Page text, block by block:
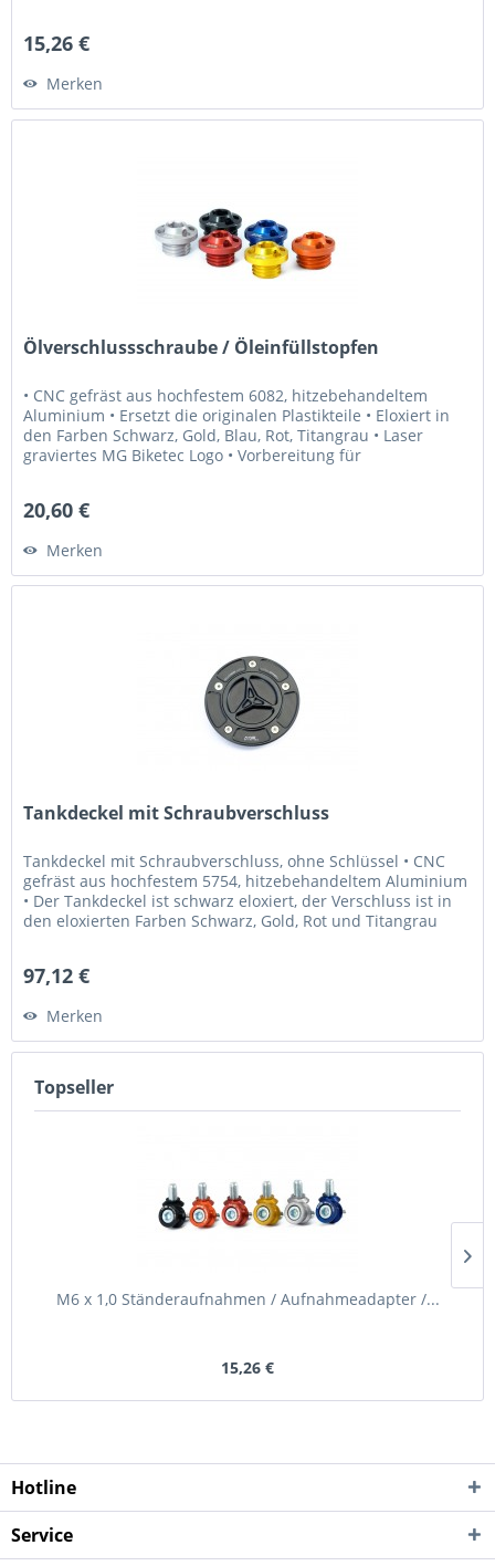
15,26 €
Merken
Ölverschlussschraube / Öleinfüllstopfen
• CNC gefräst aus hochfestem 6082, hitzebehandeltem
Aluminium • Ersetzt die originalen Plastikteile • Eloxiert in
den Farben Schwarz, Gold, Blau, Rot, Titangrau • Laser
graviertes MG Biketec Logo • Vorbereitung für
20,60 €
Merken
Tankdeckel mit Schraubverschluss
Tankdeckel mit Schraubverschluss, ohne Schlüssel • CNC
gefräst aus hochfestem 5754, hitzebehandeltem Aluminium
• Der Tankdeckel ist schwarz eloxiert, der Verschluss ist in
den eloxierten Farben Schwarz, Gold, Rot und Titangrau
97,12 €
Merken
Topseller
M6 x 1,0 Ständeraufnahmen / Aufnahmeadapter /...
15,26 €
Hotline
Service